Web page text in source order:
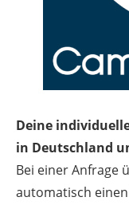
Deine
in Deutschland
Bei einer Anfrage
automatisch einen